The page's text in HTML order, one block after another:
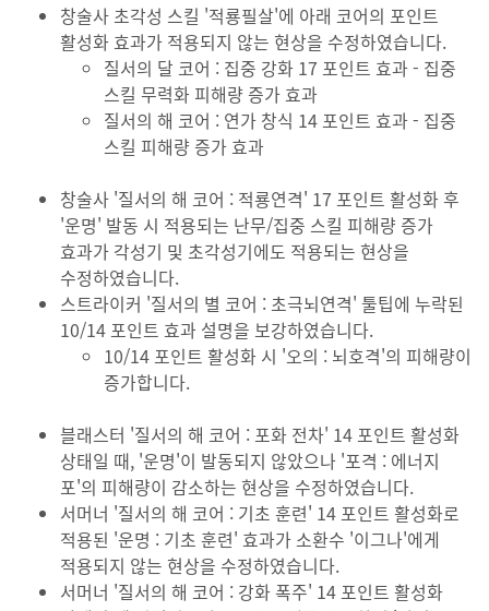
창술사 초각성 스킬 '적룡필살'에 아래 코어의 포인트
활성화 효과가 적용되지 않는 현상을 수정하였습니다.
질서의 달 코어 : 집중 강화 17 포인트 효과 - 집중
스킬 무력화 피해량 증가 효과
질서의 해 코어 : 연가 창식 14 포인트 효과 - 집중
스킬 피해량 증가 효과
창술사 '질서의 해 코어 : 적룡연격' 17 포인트 활성화 후
'운명' 발동 시 적용되는 난무/집중 스킬 피해량 증가
효과가 각성기 및 초각성기에도 적용되는 현상을
수정하였습니다.
스트라이커 '질서의 별 코어 : 초극뇌연격' 툴팁에 누락된
10/14 포인트 효과 설명을 보강하였습니다.
10/14 포인트 활성화 시 '오의 : 뇌호격'의 피해량이
증가합니다.
블래스터 '질서의 해 코어 : 포화 전차' 14 포인트 활성화
상태일 때, '운명'이 발동되지 않았으나 '포격 : 에너지
포'의 피해량이 감소하는 현상을 수정하였습니다.
서머너 '질서의 해 코어 : 기초 훈련' 14 포인트 활성화로
적용된 '운명 : 기초 훈련' 효과가 소환수 '이그나'에게
적용되지 않는 현상을 수정하였습니다.
서머너 '질서의 해 코어 : 강화 폭주' 14 포인트 활성화